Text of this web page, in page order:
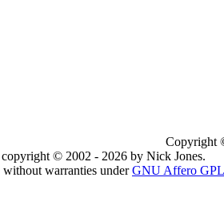
Copyright
copyright © 2002 - 2026 by Nick Jones.
without warranties underGNU Affero GPL